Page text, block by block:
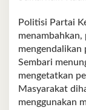
Politisi Partai
mengendalikan
Sembari
mengetatkan
Masyarakat
menggunakan